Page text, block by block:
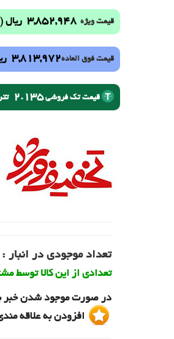
قیمت ویژه 3,852,948 ریال (100 به بالا)
قیمت فوق العاده3,813,972
قیمت تک فروشی2.135
تعداد موجودی در انبار :
تعدادی از این کالا توسط
در صورت موجود شدن خبر
افزودن به علاقه